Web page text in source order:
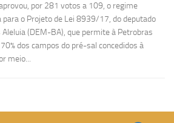
por 281 votos a 109, o regime
para o Projeto de Lei 8939/17, do deputado
Aleluia (DEM-BA), que permite à Petrobras
dos campos do pré-sal concedidos à
meio...